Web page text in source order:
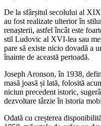
De la sfârșitul secolului al
au fost realizate ulterior în
renașterii, astfel încât este
stil Ludovic al XVI-lea sau
pare să existe nicio dovadă a
înainte de această perioadă.
Joseph Aronson, în 1938,
masă joasă și lată, folosită
niciun precedent istoric,
dezvoltare târzie în istoria
Odată cu creșterea